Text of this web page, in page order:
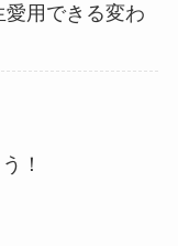
用できる変わ
！